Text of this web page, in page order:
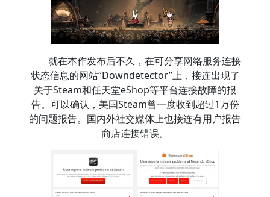
就在本作发布后不久，在可分享网络服务连接
状态信息的网站“Downdetector”上，接连出现了
关于Steam和任天堂eShop等平台连接故障的报
告。可以确认，美国Steam曾一度收到超过1万份
的问题报告。国内外社交媒体上也接连有用户报告
商店连接错误。